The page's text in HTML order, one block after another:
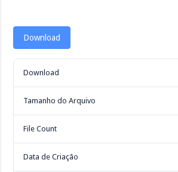
Download
Download
Tamanho do Arquivo
File Count
Data de Criação